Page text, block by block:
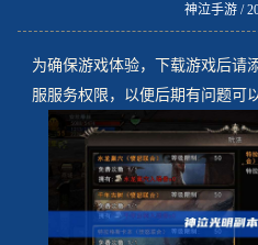
神泣手游 /
为确保游戏体验，下载游戏后请
服服务权限，以便后期有问题可